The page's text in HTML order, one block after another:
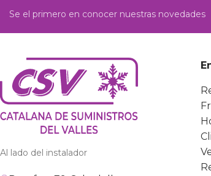
Se el primero en conocer nuestras novedades
Al lado del instalador